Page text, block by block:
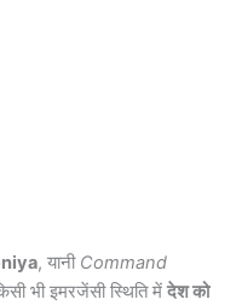
, यानी Command
भी इमरजेंसी स्थिति मेंदेश को